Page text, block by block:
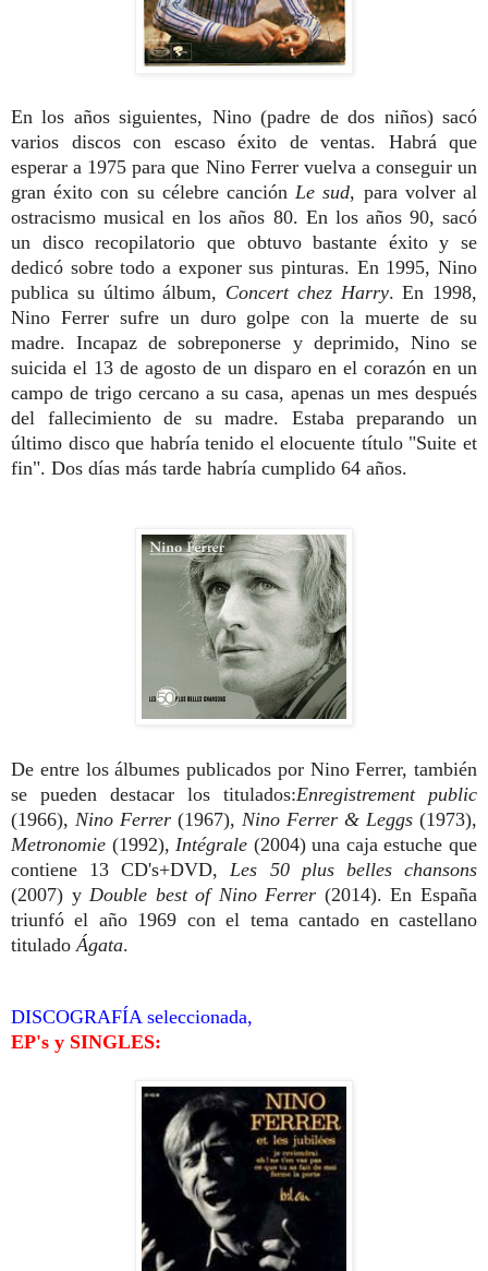
En los años siguientes, Nino (padre de dos niños) sacó
varios discos con escaso éxito de ventas. Habrá que
esperar a 1975 para que Nino Ferrer vuelva a conseguir un
gran éxito con su célebre canción Le sud, para volver al
ostracismo musical en los años 80. En los años 90, sacó
un disco recopilatorio que obtuvo bastante éxito y se
dedicó sobre todo a exponer sus pinturas. En 1995, Nino
publica su último álbum, Concert chez Harry. En 1998,
Nino Ferrer sufre un duro golpe con la muerte de su
madre. Incapaz de sobreponerse y deprimido, Nino se
suicida el 13 de agosto de un disparo en el corazón en un
campo de trigo cercano a su casa, apenas un mes después
del fallecimiento de su madre. Estaba preparando un
último disco que habría tenido el elocuente título "Suite et
fin". Dos días más tarde habría cumplido 64 años.
De entre los álbumes publicados por Nino Ferrer, también
se pueden destacar los titulados:Enregistrement public
(1966), Nino Ferrer (1967), Nino Ferrer & Leggs (1973),
Metronomie (1992), Intégrale (2004) una caja estuche que
contiene 13 CD's+DVD, Les 50 plus belles chansons
(2007) y Double best of Nino Ferrer (2014). En España
triunfó el año 1969 con el tema cantado en castellano
titulado Ágata.
DISCOGRAFÍA seleccionada,
EP's y SINGLES: